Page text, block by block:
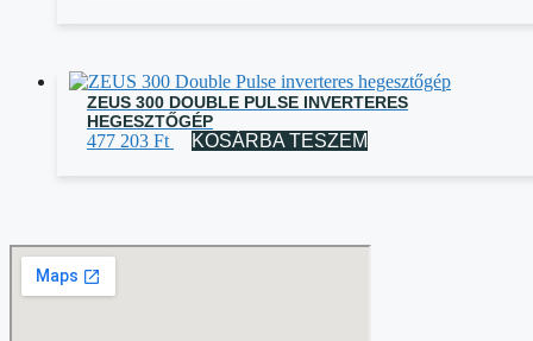
ZEUS 300 DOUBLE PULSE INVERTERES
HEGESZTŐGÉP
477 203 Ft KOSÁRBA TESZEM